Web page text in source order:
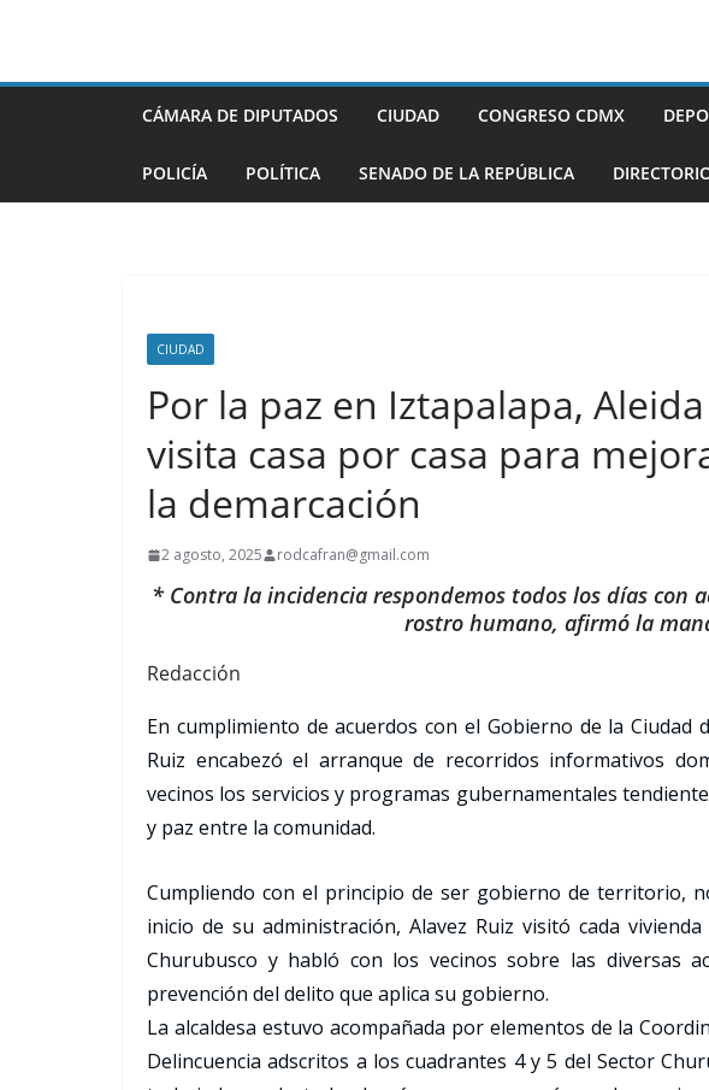
contenido
CÁMARA DE DIPUTADOS CIUDAD CONGRESO CDMX
POLICÍA POLÍTICA SENADO DE LA REPÚBLICA
CIUDAD
Por la paz en Iztapalapa,
visita casa por casa para
la demarcación
2 agosto, 2025 rodcafran@gmail.com
* Contra la incidencia respondemos todos los días con
rostro humano, afirmó la
Redacción
En cumplimiento de acuerdos con el Gobierno de la Ciudad
Ruiz encabezó el arranque de recorridos informativos
vecinos los servicios y programas gubernamentales
y paz entre la comunidad.
Cumpliendo con el principio de ser gobierno de territorio,
inicio de su administración, Alavez Ruiz visitó cada
Churubusco y habló con los vecinos sobre las diversas
prevención del delito que aplica su gobierno.
La alcaldesa estuvo acompañada por elementos de la
Delincuencia adscritos a los cuadrantes 4 y 5 del Sector